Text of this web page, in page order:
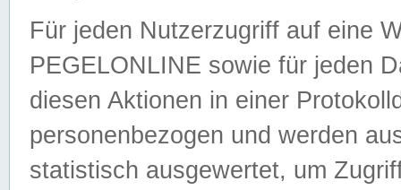
Für jeden Nutzerzugriff auf eine
PEGELONLINE sowie für jeden
diesen Aktionen in einer
personenbezogen und werden
statistisch ausgewertet, um